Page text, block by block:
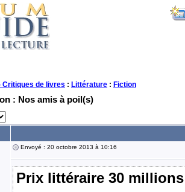
Critiques de livres : Littérature : Fiction
: Nos amis à poil(s)
Envoyé : 20 octobre 2013 à 10:16
Prix littéraire 30